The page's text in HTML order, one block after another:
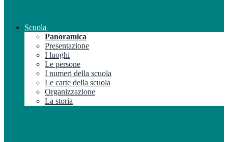
Scuola
Panoramica
Presentazione
I luoghi
Le persone
I numeri della scuola
Le carte della scuola
Organizzazione
La storia